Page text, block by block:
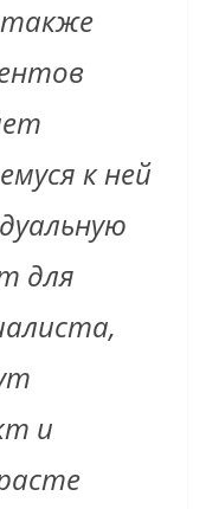
также
к ней
для
и